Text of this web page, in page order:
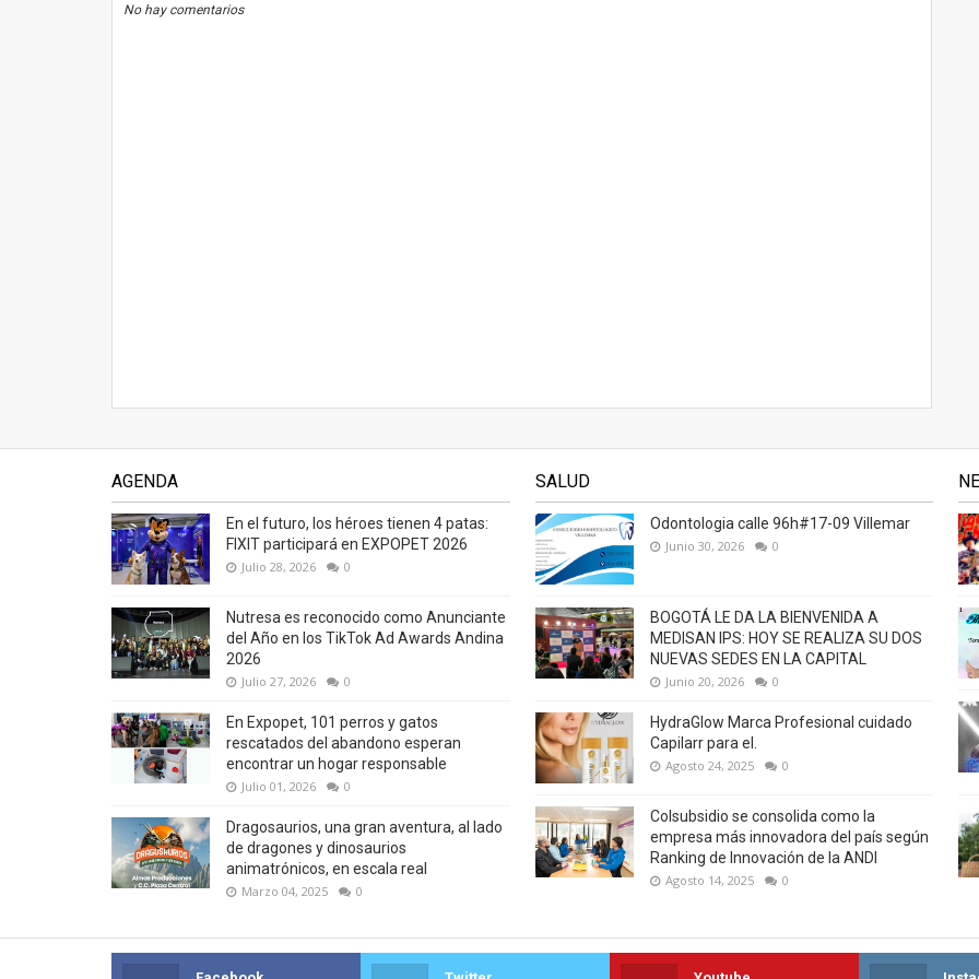
No hay comentarios
AGENDA
En el futuro, los héroes tienen 4 patas:
FIXIT participará en EXPOPET 2026
Julio 28, 2026 0
Nutresa es reconocido como Anunciante
del Año en los TikTok Ad Awards Andina
2026
Julio 27, 2026 0
En Expopet, 101 perros y gatos
rescatados del abandono esperan
encontrar un hogar responsable
Julio 01, 2026 0
Dragosaurios, una gran aventura, al lado
de dragones y dinosaurios
animatrónicos, en escala real
Marzo 04, 2025 0
SALUD
Odontologia calle 96h#17-09 Villemar
Junio 30, 2026 0
BOGOTÁ LE DA LA BIENVENIDA A
MEDISAN IPS: HOY SE REALIZA SU DOS
NUEVAS SEDES EN LA CAPITAL
Junio 20, 2026 0
HydraGlow Marca Profesional cuidado
Capilarr para el.
Agosto 24, 2025 0
Colsubsidio se consolida como la
empresa más innovadora del país según
Ranking de Innovación de la ANDI
Agosto 14, 2025 0